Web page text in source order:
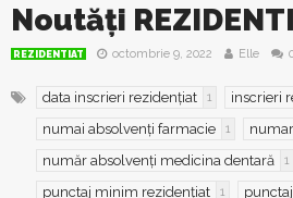
Noutăți
REZIDENTIAT octombrie 9, 2022 Elle
data inscrieri rezidențiat 1 inscrieri
numai absolvenți farmacie 1
număr absolvenți medicina dentară 1
punctaj minim rezidențiat 1